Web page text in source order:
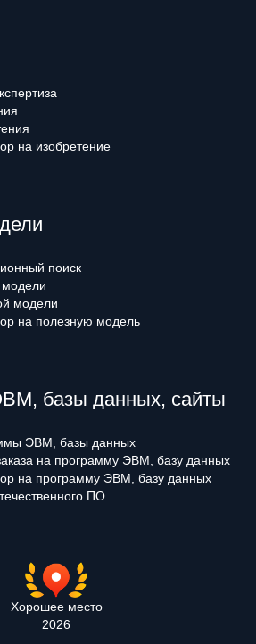
на изобретение
поиск
модели
модели
на полезную модель
базы данных, сайты
ЭВМ, базы данных
на программу ЭВМ, базу данных
на программу ЭВМ, базу данных
ПО
Хорошее место
2026